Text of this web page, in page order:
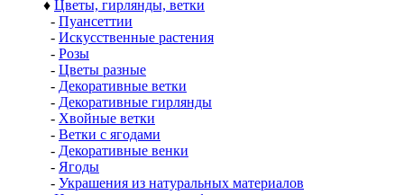
♦ Цветы, гирлянды, ветки
- Пуансеттии
- Искусственные растения
- Розы
- Цветы разные
- Декоративные ветки
- Декоративные гирлянды
- Хвойные ветки
- Ветки с ягодами
- Декоративные венки
- Ягоды
- Украшения из натуральных материалов